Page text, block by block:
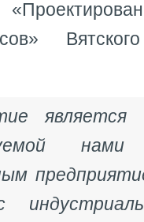
Вятского
является